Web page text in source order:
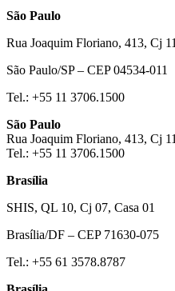
São Paulo
Rua Joaquim Floriano, 413, Cj
São Paulo/SP – CEP 04534-011
Tel.: +55 11 3706.1500
São Paulo
Rua Joaquim Floriano, 413, Cj
Tel.: +55 11 3706.1500
Brasília
SHIS, QL 10, Cj 07, Casa 01
Brasília/DF – CEP 71630-075
Tel.: +55 61 3578.8787